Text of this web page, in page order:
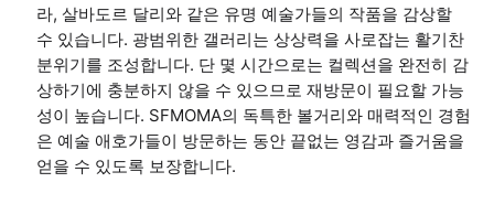
라, 살바도르 달리와 같은 유명 예술가들의 작품을 감상할
수 있습니다. 광범위한 갤러리는 상상력을 사로잡는 활기찬
분위기를 조성합니다. 단 몇 시간으로는 컬렉션을 완전히 감
상하기에 충분하지 않을 수 있으므로 재방문이 필요할 가능
성이 높습니다. SFMOMA의 독특한 볼거리와 매력적인 경험
은 예술 애호가들이 방문하는 동안 끝없는 영감과 즐거움을
얻을 수 있도록 보장합니다.